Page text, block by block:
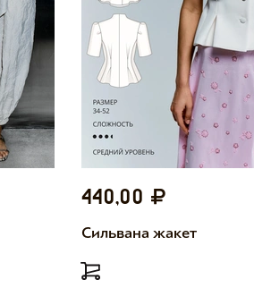
440,00
Сильвана жакет